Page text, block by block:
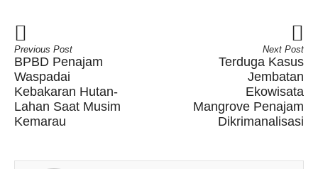
Previous Post
BPBD Penajam
Waspadai
Kebakaran Hutan-
Lahan Saat Musim
Kemarau
Next Post
Terduga Kasus
Jembatan
Ekowisata
Mangrove Penajam
Dikrimanalisasi